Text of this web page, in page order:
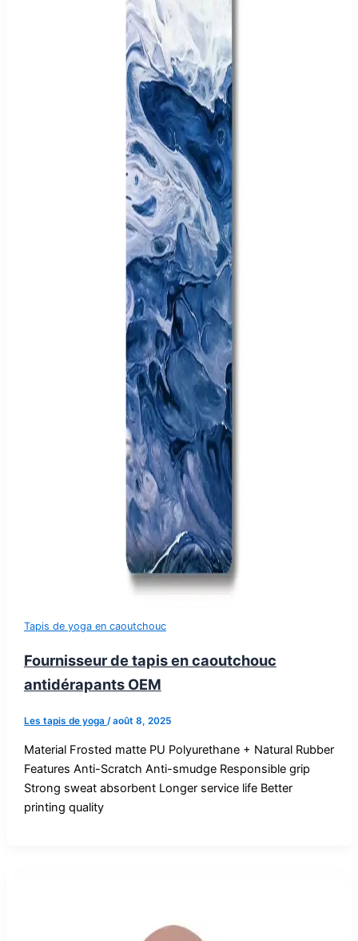
Tapis de yoga en caoutchouc
Fournisseur de tapis en caoutchouc
antidérapants OEM
Les tapis de yoga /août 8, 2025
Material Frosted matte PU Polyurethane + Natural Rubber
Features Anti-Scratch Anti-smudge Responsible grip
Strong sweat absorbent Longer service life Better
printing quality